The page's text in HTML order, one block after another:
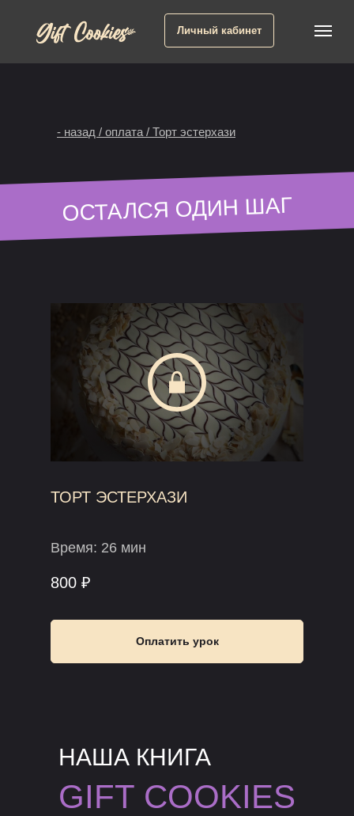
Личный кабинет
- назад / оплата / Торт эстерхази
ОСТАЛСЯ ОДИН ШАГ
ТОРТ ЭСТЕРХАЗИ
Время: 26 мин
800 ₽
Оплатить урок
НАША КНИГА
GIFT COOKIES